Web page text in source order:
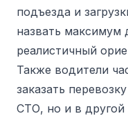
подъезда и
назвать максимум
реалистичный
Также водители
заказать
СТО, но и в